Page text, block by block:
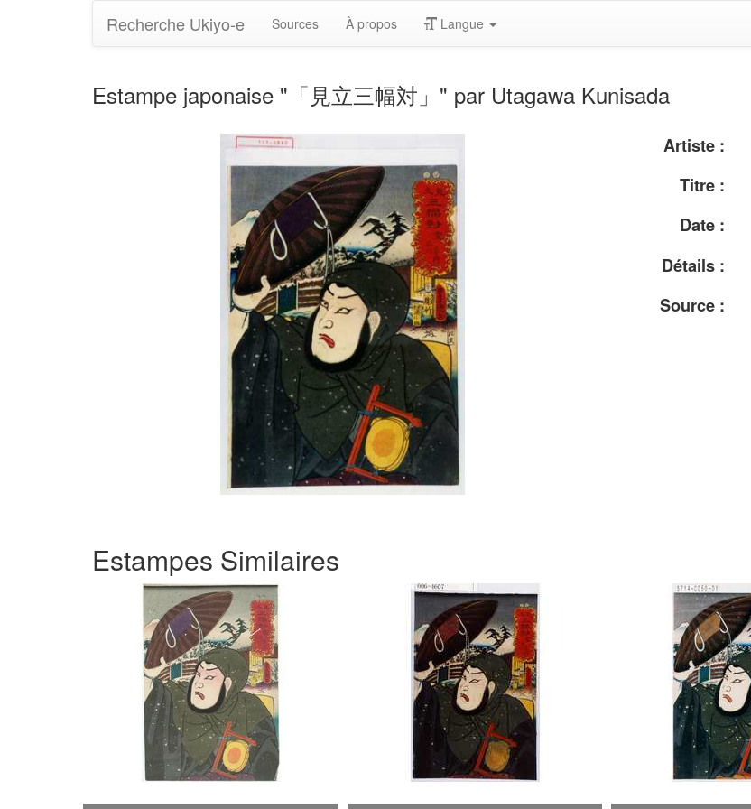
Recherche Ukiyo-e Sources À propos Langue
Estampe japonaise "「見立三幅対」" par Utagawa Kunisada
Artiste :
Titre :
Date :
Détails :
Source :
Estampes Similaires